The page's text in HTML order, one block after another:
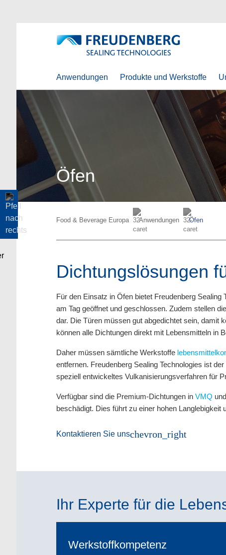
Anwendungen Produkte und Werkstoffe
Öfen
Food & Beverage Europa Anwendungen Öfen
Dichtungslösungen
Für den Einsatz in Öfen bietet Freudenberg Sealing
am Tag geöffnet und geschlossen. Zudem stellen
dar. Die Türen müssen gut abgedichtet sein, damit
können alle Dichtungen direkt mit Lebensmitteln in
Daher müssen sämtliche Werkstoffe
entfernen. Freudenberg Sealing Technologies ist
speziell entwickeltes Vulkanisierungsverfahren für
Verfügbar sind die Premium-Dichtungen in VMQ und
beschädigt. Dies führt zu einer hohen
Kontaktieren Sie unschevron_right
Ihr Experte für die
Werkstoffkompetenz